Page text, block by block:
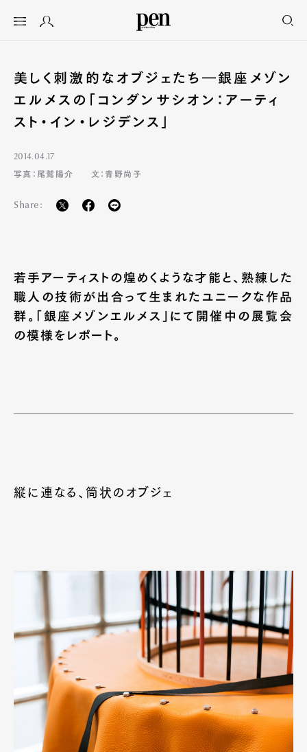
美しく刺激的なオブジェたち―銀座メゾン
エルメスの「コンダンサシオン：アーティ
スト・イン・レジデンス」
2014.04.17
写真：尾鷲陽介
文：青野尚子
Share:
若手アーティストの煌めくような才能と、熟練した
職人の技術が出合って生まれたユニークな作品
群。「銀座メゾンエルメス」にて開催中の展覧会
の模様をレポート。
縦に連なる、筒状のオブジェ